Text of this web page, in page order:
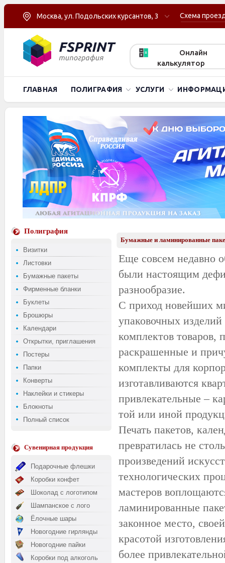
Москва, ул. Подольских курсантов, 3 Схема
Онлайн
калькулятор
ГЛАВНАЯ ПОЛИГРАФИЯ УСЛУГИ
Полиграфия
Визитки
Листовки
Бумажные пакеты
Фирменные бланки
Буклеты
Брошюры
Календари
Открытки, приглашения
Постеры
Папки
Конверты
Наклейки и стикеры
Блокноты
Полный список
Сувенирная продукция
Подарочные флешки
Коробки конфет
Шоколад с логотипом
Шампанское с лого
Ёлочные шары
Новогодние гирлянды
Новогодние пайки
Коробки под алкоголь
Бумажные и ламинированные
Еще совсем недавно
были настоящим
разнообразие.
С приход новейших
упаковочных
комплектов товаров,
раскрашенные и
комплекты для
изготавливаются
привлекательные –
той или иной
Печать пакетов,
превратилась не
произведений
технологических
мастеров
ламинированные
законное место,
красотой
более